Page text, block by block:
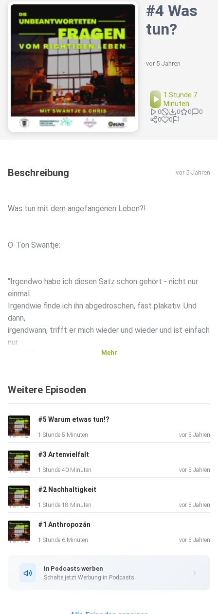
#4 Was
tun?
vor 5 Jahren
1 Stunde 7
Minuten
0 0 0
0
0
0
Beschreibung vor 5 Jahren
Was tun mit dem angefangenen Leben?!
O-Ton Swantje:
"Irgendwo habe ich diesen Satz schon gehört - nicht nur
einmal.
Irgendwie finde ich ihn abgedroschen, fast plakativ. Und
dann,
irgendwann, trifft er mich wieder und wieder und ist einfach
nur
Vor fast 60 Jahren veröffentlicht Rachel Carson Silent
Spring.
Das Buch, das die ökologische Misere, in der wir gerade
stecken,
Bodenversiegelung,
Insektensterben, ... , Corona.
Und jetzt? Was tun? Und warum überhaupt?
[Antwortversuche ohne Gewähr]
Mehr
Weitere Episoden
#5 Warum etwas tun!?
1 Stunde 5 Minuten vor 5 Jahren
#3 Artenvielfalt
1 Stunde 40 Minuten vor 5 Jahren
#2 Nachhaltigkeit
1 Stunde 18 Minuten vor 5 Jahren
#1 Anthropozän
1 Stunde 6 Minuten vor 5 Jahren
In Podcasts werben
Schalte jetzt Werbung in Podcasts.